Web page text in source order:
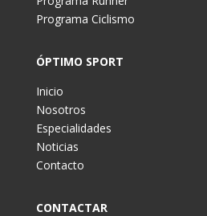
Programa Ciclismo
ÓPTIMO SPORT
Inicio
Nosotros
Especialidades
Noticias
Contacto
CONTACTAR